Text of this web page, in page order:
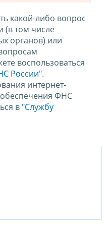
какой-либо вопрос
(в том числе
органов) или
воспользоваться
России".
интернет-
ФНС
в "Службу